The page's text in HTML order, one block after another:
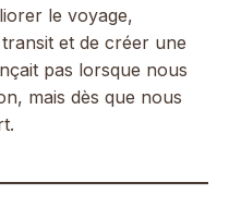
le voyage,
et de créer une
pas lorsque nous
mais dès que nous